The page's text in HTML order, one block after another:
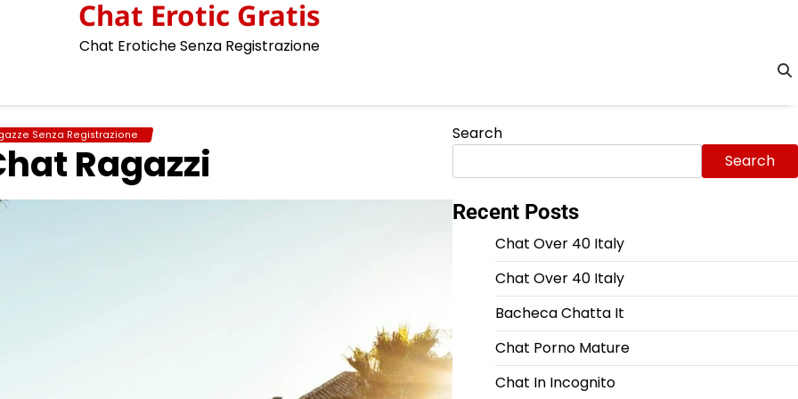
Chat Erotic Gratis
Chat Erotiche Senza Registrazione
Senza Registrazione
Ragazzi
Search
Search
Recent Posts
Chat Over 40 Italy
Chat Over 40 Italy
Bacheca Chatta It
Chat Porno Mature
Chat In Incognito